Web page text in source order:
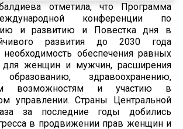
отметила, что Программа
конференции по
и развитию и Повестка дня в
развития до 2030 года
обеспечения равных
для женщин и мужчин, расширения
здравоохранению,
возможностям и участию в
управлении. Страны Центральной
за последние годы добились
в продвижении прав женщин и